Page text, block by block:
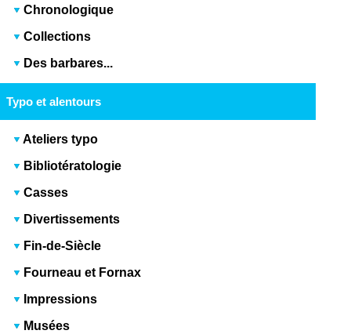
Chronologique
Collections
Des barbares...
Typo et alentours
Ateliers typo
Bibliotératologie
Casses
Divertissements
Fin-de-Siècle
Fourneau et Fornax
Impressions
Musées